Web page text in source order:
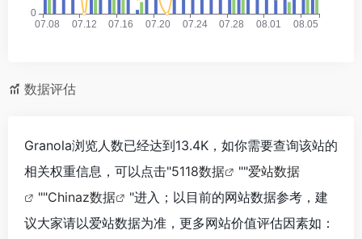
数据评估
Granola浏览人数已经达到13.4K，如你需要查询该站的
相关权重信息，可以点击"5118数据 ""爱站数据
""Chinaz数据
"进入；以目前的网站数据参考，建
议大家请以爱站数据为准，更多网站价值评估因素如：